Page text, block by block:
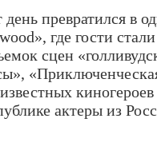
день превратился
где гости
сцен
актеры из